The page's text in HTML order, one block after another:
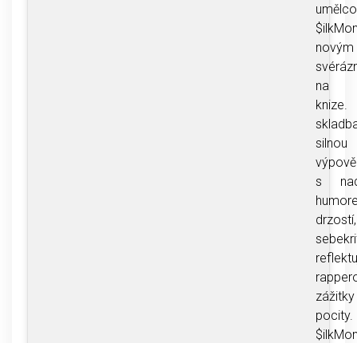
na
s
pocity.